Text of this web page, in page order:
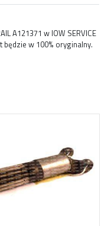
A121371 w IOW SERVICE
w 100% oryginalny.